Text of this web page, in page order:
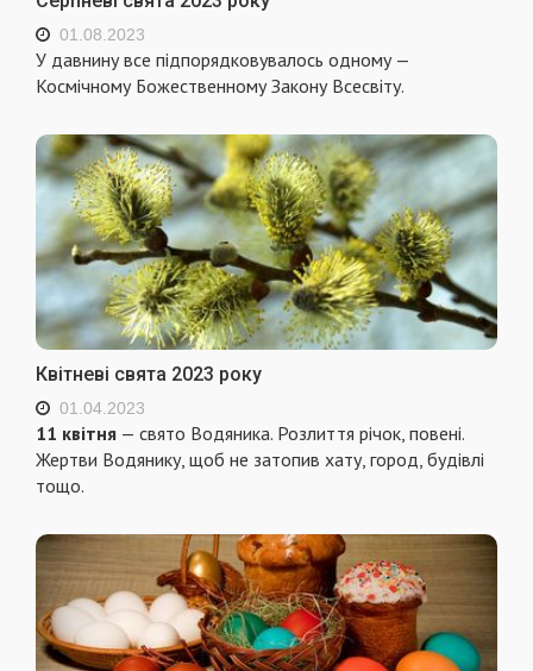
01.08.2023
У давнину все підпорядковувалось одному —
Космічному Божественному Закону Всесвіту.
Квітневі свята 2023 року
01.04.2023
11 квітня — свято Водяника. Розлиття річок, повені.
Жертви Водянику, щоб не затопив хату, город, будiвлi
тощо.